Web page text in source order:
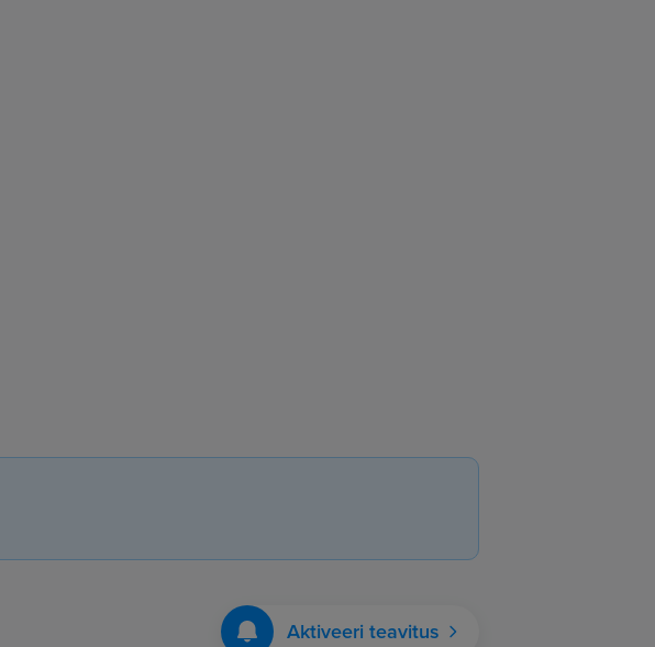
Aktiveeri teavitus